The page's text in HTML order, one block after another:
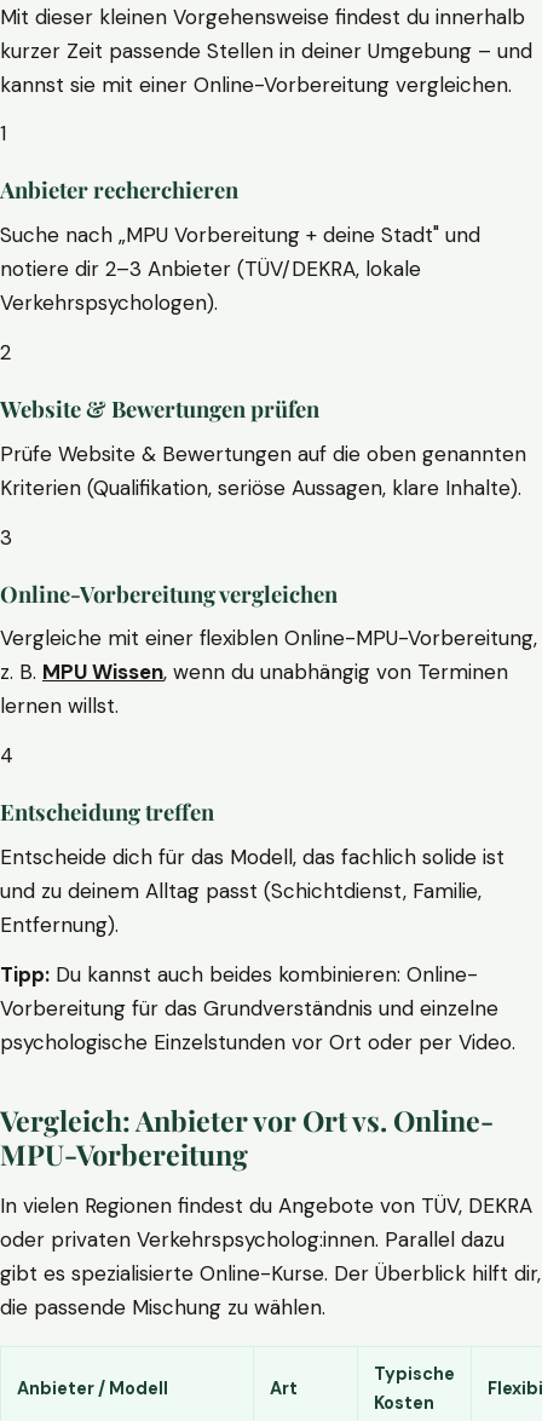
Mit dieser kleinen Vorgehensweise findest du innerhalb
kurzer Zeit passende Stellen in deiner Umgebung – und
kannst sie mit einer Online-Vorbereitung vergleichen.
1
Anbieter recherchieren
Suche nach „MPU Vorbereitung + deine Stadt" und
notiere dir 2–3 Anbieter (TÜV/DEKRA, lokale
Verkehrspsychologen).
2
Website & Bewertungen prüfen
Prüfe Website & Bewertungen auf die oben genannten
Kriterien (Qualifikation, seriöse Aussagen, klare Inhalte).
3
Online-Vorbereitung vergleichen
Vergleiche mit einer flexiblen Online-MPU-Vorbereitung,
z. B. MPU Wissen, wenn du unabhängig von Terminen
lernen willst.
4
Entscheidung treffen
Entscheide dich für das Modell, das fachlich solide ist
und zu deinem Alltag passt (Schichtdienst, Familie,
Entfernung).
Tipp: Du kannst auch beides kombinieren: Online-
Vorbereitung für das Grundverständnis und einzelne
psychologische Einzelstunden vor Ort oder per Video.
Vergleich: Anbieter vor Ort vs. Online-
MPU-Vorbereitung
In vielen Regionen findest du Angebote von TÜV, DEKRA
oder privaten Verkehrspsycholog:innen. Parallel dazu
gibt es spezialisierte Online-Kurse. Der Überblick hilft dir,
die passende Mischung zu wählen.
Anbieter / Modell Art
Typische
Kosten